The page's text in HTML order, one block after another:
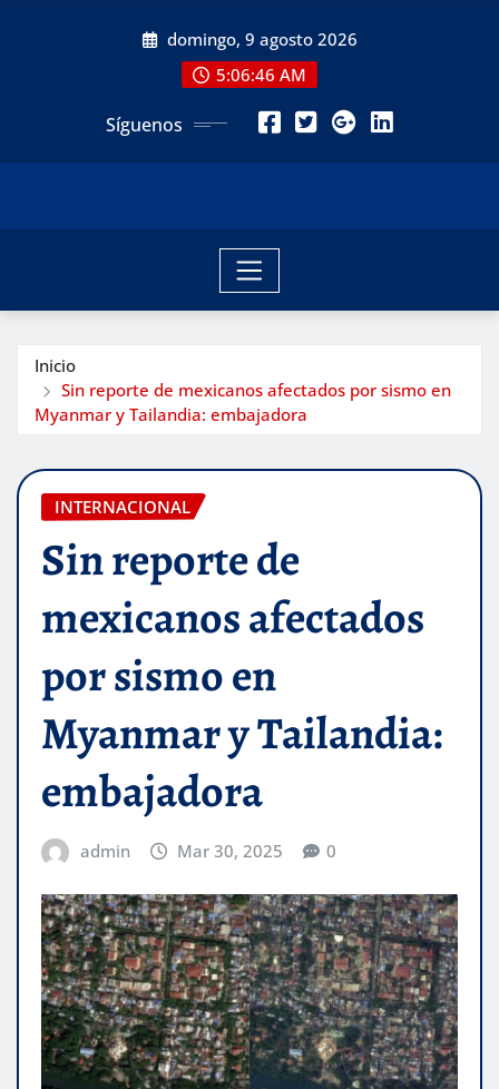
domingo, 9 agosto 2026
5:06:47 AM
Síguenos
Inicio
Sin reporte de mexicanos afectados por sismo en
Myanmar y Tailandia: embajadora
INTERNACIONAL
Sin reporte de
mexicanos afectados
por sismo en
Myanmar y Tailandia:
embajadora
admin Mar 30, 2025 0